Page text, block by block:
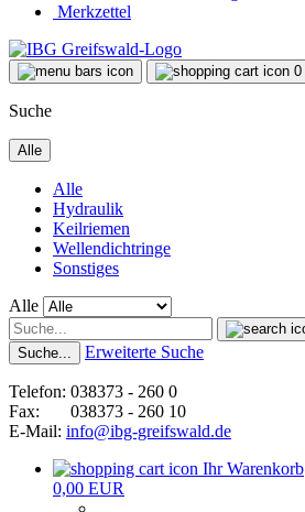
Merkzettel
0
Suche
Alle
Alle
Hydraulik
Keilriemen
Wellendichtringe
Sonstiges
Alle
Suche... Erweiterte Suche
Telefon: 038373 - 260 0
Fax: 038373 - 260 10
E-Mail: info@ibg-greifswald.de
Ihr Warenkorb
0,00 EUR